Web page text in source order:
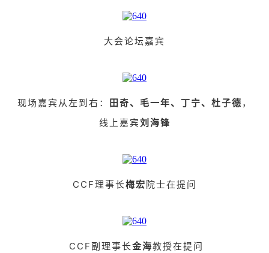
大会论坛嘉宾
现场嘉宾从左到右： 田奇、毛一年、丁宁、杜子德 ，
线上嘉宾刘海锋
CCF理事长梅宏 院士在提问
CCF副理事长金海教授在提问